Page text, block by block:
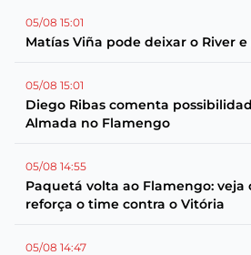
05/08 15:01
Matías Viña pode deixar o River
05/08 15:01
Diego Ribas comenta
Almada no Flamengo
05/08 14:55
Paquetá volta ao Flamengo: veja
reforça o time contra o Vitória
05/08 14:47